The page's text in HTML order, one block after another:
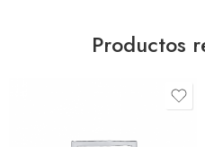
Productos